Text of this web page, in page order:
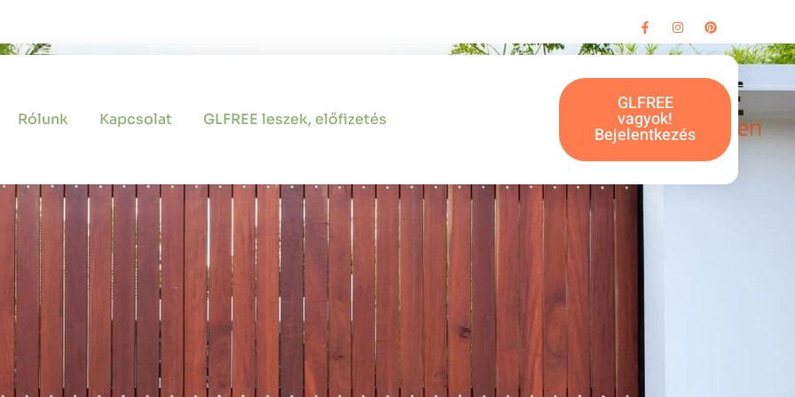
Rólunk Kapcsolat GLFREE leszek, előfizetés
GLFREE
vagyok!
Bejelentkezés